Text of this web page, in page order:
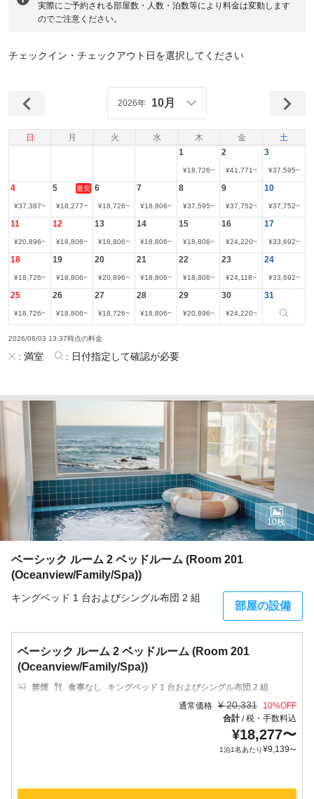
実際にご予約される部屋数・人数・泊数等により料金は変動します
のでご注意ください。
チェックイン・チェックアウト日を選択してください
日 月 火 水 木 金 土
2026年 10月
1
¥18,726~
2
¥41,771~
3
¥37,595~
4
¥37,387~
5 最安
¥18,277~
6
¥18,726~
7
¥18,806~
8
¥37,595~
9
¥37,752~
10
¥37,752~
11
¥20,896~
12
¥18,806~
13
¥18,806~
14
¥18,806~
15
¥18,806~
16
¥24,220~
17
¥33,692~
18
¥18,726~
19
¥18,806~
20
¥20,896~
21
¥18,806~
22
¥18,806~
23
¥24,118~
24
¥33,692~
25
¥18,726~
26
¥18,806~
27
¥18,726~
28
¥18,806~
29
¥20,896~
30
¥24,220~
31
2026/08/03 13:37時点の料金
: 満室 : 日付指定して確認が必要
ベーシック ルーム 2 ベッドルーム (Room 201
(Oceanview/Family/Spa))
キングベッド 1 台およびシングル布団 2 組
部屋の設備
10枚
ベーシック ルーム 2 ベッドルーム (Room 201
(Oceanview/Family/Spa))
禁煙 食事なし
キングベッド 1 台およびシングル布団 2 組
通常価格 ¥ 20,331 10%OFF
合計/税・手数料込
¥18,277〜
1泊1名あたり¥9,139〜